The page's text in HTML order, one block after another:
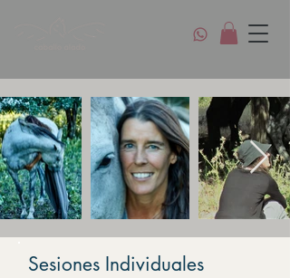
Sesiones Individuales